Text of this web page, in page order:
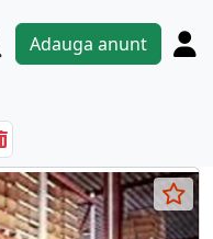
Adauga anunt